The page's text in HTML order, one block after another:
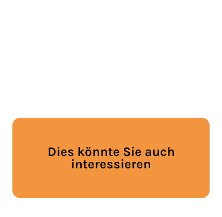
Dies könnte Sie auch
interessieren